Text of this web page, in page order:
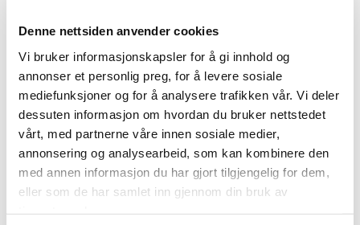
Denne nettsiden anvender cookies
Vi bruker informasjonskapsler for å gi innhold og
annonser et personlig preg, for å levere sosiale
mediefunksjoner og for å analysere trafikken vår. Vi deler
dessuten informasjon om hvordan du bruker nettstedet
vårt, med partnerne våre innen sosiale medier,
annonsering og analysearbeid, som kan kombinere den
med annen informasjon du har gjort tilgjengelig for dem,
eller som de har samlet inn gjennom din bruk av
Bærtur, sætertur, kajakktur, fisketur, overnatting i
hengekøye ute etc.
Dyrking og høsting av bær og grønnsaker:
Delta fra starten av med opparbeiding av jorda,
såing, luking og høsting. Tilberedning av det en har
dyrket og høstet.
Jakt: